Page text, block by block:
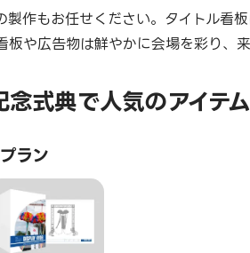
製作もお任せください。タイトル看
や広告物は鮮やかに会場を彩り、来
式典で人気のアイテム
ラン